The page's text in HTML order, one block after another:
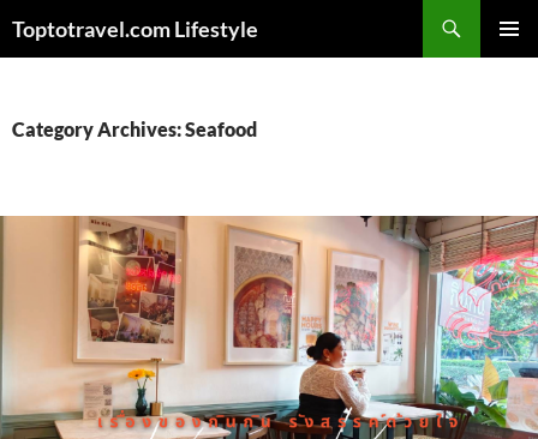
Toptotravel.com Lifestyle
Category Archives: Seafood